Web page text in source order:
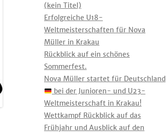
(kein Titel)
Erfolgreiche U18-
Weltmeisterschaften für Nova
Müller in Krakau
Rückblick auf ein schönes
Sommerfest.
Nova Müller startet für Deutschland
bei der Junioren- und U23-
Weltmeisterschaft in Krakau!
Wettkampf Rückblick auf das
Frühjahr und Ausblick auf den